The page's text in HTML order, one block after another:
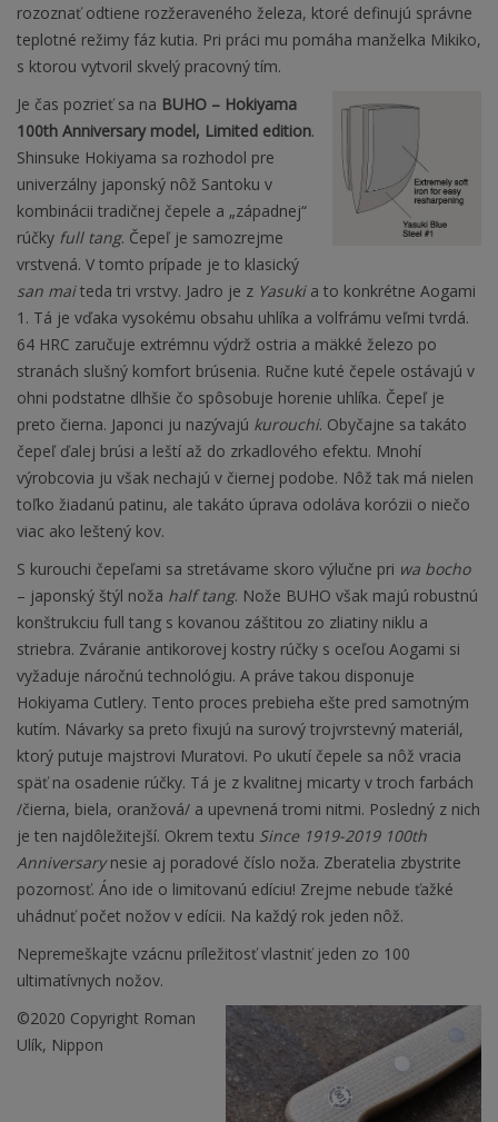
rozoznať odtiene rozžeraveného železa, ktoré definujú správne
teplotné režimy fáz kutia. Pri práci mu pomáha manželka Mikiko,
s ktorou vytvoril skvelý pracovný tím.
Je čas pozrieť sa na BUHO – Hokiyama
100th Anniversary model, Limited edition.
Shinsuke Hokiyama sa rozhodol pre
univerzálny japonský nôž Santoku v
kombinácii tradičnej čepele a „západnej“
rúčky full tang. Čepeľ je samozrejme
vrstvená. V tomto prípade je to klasický
san maiteda tri vrstvy. Jadro je z Yasukia to konkrétne Aogami
1. Tá je vďaka vysokému obsahu uhlíka a volfrámu veľmi tvrdá.
64 HRC zaručuje extrémnu výdrž ostria a mäkké železo po
stranách slušný komfort brúsenia. Ručne kuté čepele ostávajú v
ohni podstatne dlhšie čo spôsobuje horenie uhlíka. Čepeľ je
preto čierna. Japonci ju nazývajú kurouchi. Obyčajne sa takáto
čepeľ ďalej brúsi a leští až do zrkadlového efektu. Mnohí
výrobcovia ju však nechajú v čiernej podobe. Nôž tak má nielen
toľko žiadanú patinu, ale takáto úprava odoláva korózii o niečo
viac ako leštený kov.
S kurouchi čepeľami sa stretávame skoro výlučne pri wa bocho
– japonský štýl noža half tang. Nože BUHO však majú robustnú
konštrukciu full tang s kovanou záštitou zo zliatiny niklu a
striebra. Zváranie antikorovej kostry rúčky s oceľou Aogami si
vyžaduje náročnú technológiu. A práve takou disponuje
Hokiyama Cutlery. Tento proces prebieha ešte pred samotným
kutím. Návarky sa preto fixujú na surový trojvrstevný materiál,
ktorý putuje majstrovi Muratovi. Po ukutí čepele sa nôž vracia
späť na osadenie rúčky. Tá je z kvalitnej micarty v troch farbách
/čierna, biela, oranžová/ a upevnená tromi nitmi. Posledný z nich
je ten najdôležitejší. Okrem textu Since 1919-2019 100th
Anniversarynesie aj poradové číslo noža. Zberatelia zbystrite
pozornosť. Áno ide o limitovanú edíciu! Zrejme nebude ťažké
uhádnuť počet nožov v edícii. Na každý rok jeden nôž.
Nepremeškajte vzácnu príležitosť vlastniť jeden zo 100
ultimatívnych nožov.
©2020 Copyright Roman
Ulík, Nippon